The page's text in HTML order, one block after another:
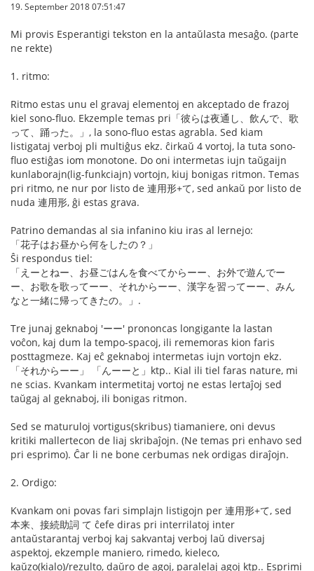
19. September 2018 07:51:47
Mi provis Esperantigi tekston en la antaŭlasta mesaĝo. (parte
ne rekte)
1. ritmo:
Ritmo estas unu el gravaj elementoj en akceptado de frazoj
kiel sono-fluo. Ekzemple temas pri「彼らは夜通し、飲んで、歌
って、踊った。」, la sono-fluo estas agrabla. Sed kiam
listigataj verboj pli multiĝus ekz. ĉirkaŭ 4 vortoj, la tuta sono-
fluo estiĝas iom monotone. Do oni intermetas iujn taŭgaijn
kunlaborajn(lig-funkciajn) vortojn, kiuj bonigas ritmon. Temas
pri ritmo, ne nur por listo de 連用形+て, sed ankaŭ por listo de
nuda 連用形, ĝi estas grava.
Patrino demandas al sia infanino kiu iras al lernejo:
「花子はお昼から何をしたの？」
Ŝi respondus tiel:
「えーとねー、お昼ごはんを食べてからーー、お外で遊んでー
ー、お歌を歌ってーー、それからーー、漢字を習ってーー、みん
なと一緒に帰ってきたの。」.
Tre junaj geknaboj 'ーー' prononcas longigante la lastan
voĉon, kaj dum la tempo-spacoj, ili rememoras kion faris
posttagmeze. Kaj eĉ geknaboj intermetas iujn vortojn ekz.
「それからーー」 「んーーと」ktp.. Kial ili tiel faras nature, mi
ne scias. Kvankam intermetitaj vortoj ne estas lertaĵoj sed
taŭgaj al geknaboj, ili bonigas ritmon.
Sed se maturuloj vortigus(skribus) tiamaniere, oni devus
kritiki mallertecon de liaj skribaĵojn. (Ne temas pri enhavo sed
pri esprimo). Ĉar li ne bone cerbumas nek ordigas diraĵojn.
2. Ordigo:
Kvankam oni povas fari simplajn listigojn per 連用形+て, sed
本来、接続助詞 て ĉefe diras pri interrilatoj inter
antaŭstarantaj verboj kaj sakvantaj verboj laŭ diversaj
aspektoj, ekzemple maniero, rimedo, kieleco,
kaŭzo(kialo)/rezulto, daŭro de agoj, paralelaj agoj ktp.. Esprimi